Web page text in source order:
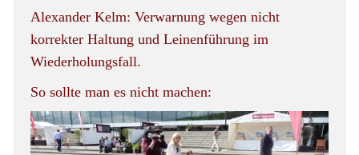
Alexander Kelm: Verwarnung wegen nicht
korrekter Haltung und Leinenführung im
Wiederholungsfall.
So sollte man es nicht machen: